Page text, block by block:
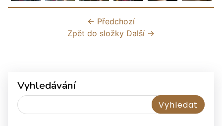
← Předchozí
Zpět do složky Další →
Vyhledávání